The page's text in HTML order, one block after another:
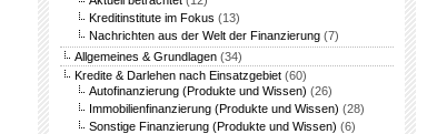
Kreditinstitute im Fokus (13)
Nachrichten aus der Welt der Finanzierung (7)
Allgemeines & Grundlagen (34)
Kredite & Darlehen nach Einsatzgebiet (60)
Autofinanzierung (Produkte und Wissen) (26)
Immobilienfinanzierung (Produkte und Wissen) (28)
Sonstige Finanzierung (Produkte und Wissen) (6)